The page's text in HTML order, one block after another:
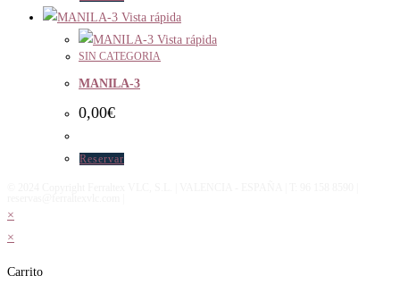
Vista rápida
Vista rápida
SIN CATEGORIA
MANILA-3
0,00€
Reservar
×
×
Carrito